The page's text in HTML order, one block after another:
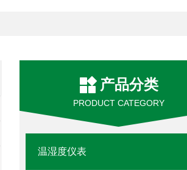
产品分类
PRODUCT CATEGORY
温湿度仪表